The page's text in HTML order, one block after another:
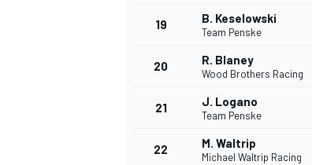
19 B. Keselowski
Team Penske
20 R. Blaney
Wood Brothers Racing
21 J. Logano
Team Penske
22 M. Waltrip
Michael Waltrip Racing